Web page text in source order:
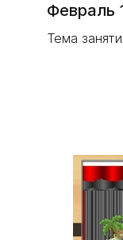
Февраль
Тема